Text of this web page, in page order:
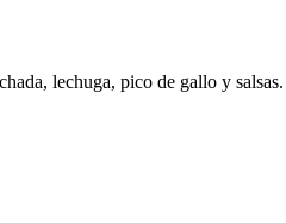
lechuga, pico de gallo y salsas.